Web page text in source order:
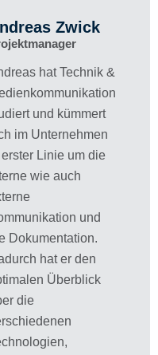
Zwick​
hat Technik &
und kümmert
im Unternehmen
Linie um die
wie auch
und
Dokumentation.
hat er den
Überblick
die